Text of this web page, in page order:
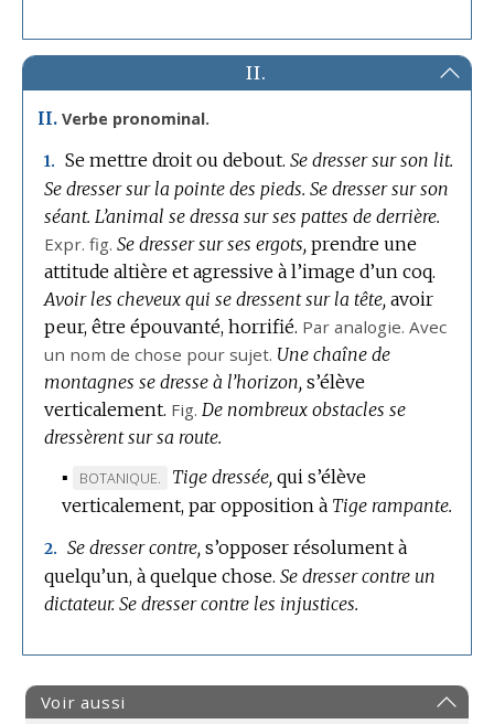
II.
II. Verbe pronominal.
1. Se mettre droit ou debout. Se dresser sur son lit.
Se dresser sur la pointe des pieds. Se dresser sur son
séant. L’animal se dressa sur ses pattes de derrière.
Expr. fig. Se dresser sur ses ergots, prendre une
attitude altière et agressive à l’image d’un coq.
Avoir les cheveux qui se dressent sur la tête, avoir
peur, être épouvanté, horrifié. Par analogie. Avec
un nom de chose pour sujet. Une chaîne de
montagnes se dresse à l’horizon, s’élève
verticalement. Fig. De nombreux obstacles se
dressèrent sur sa route.
▪
MARQUE
DE
:
BOTANIQUE. Tige dressée, qui s’élève
verticalement, par opposition à Tige rampante.
2. Se dresser contre, s’opposer résolument à
quelqu’un, à quelque chose. Se dresser contre un
dictateur. Se dresser contre les injustices.
Voir aussi